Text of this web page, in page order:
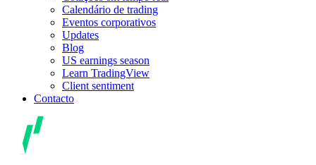
Calendário de trading
Eventos corporativos
Updates
Blog
US earnings season
Learn TradingView
Client sentiment
Contacto